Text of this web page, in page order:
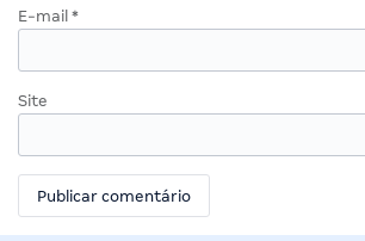
E-mail *
Site